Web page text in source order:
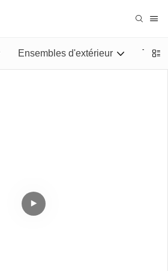
Ensembles d'extérieur